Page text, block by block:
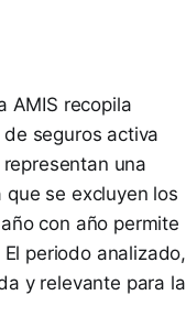
AMIS recopila
seguros activa
una
se excluyen los
con año permite
periodo analizado,
y relevante para la